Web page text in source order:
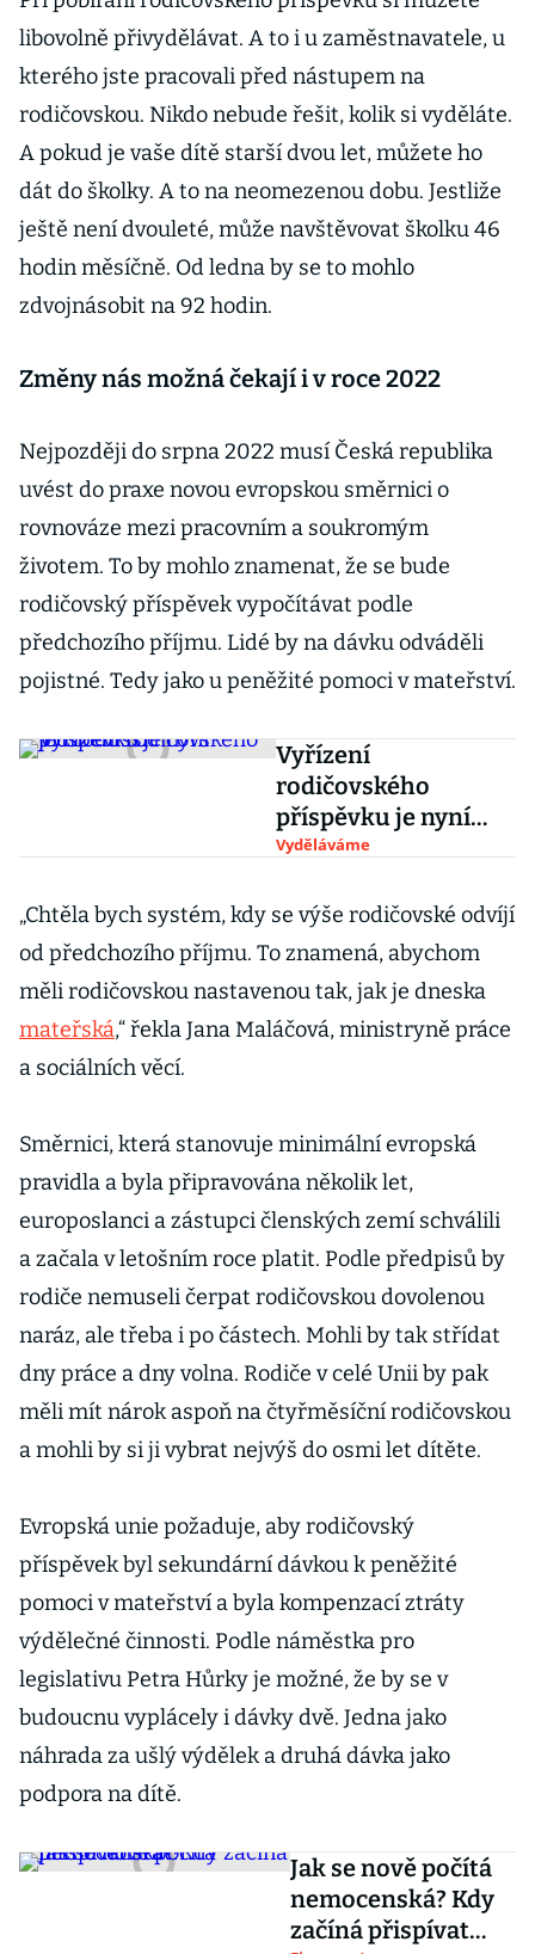
libovolně přivydělávat. A to i u zaměstnavatele, u
kterého jste pracovali před nástupem na
rodičovskou. Nikdo nebude řešit, kolik si vyděláte.
A pokud je vaše dítě starší dvou let, můžete ho
dát do školky. A to na neomezenou dobu. Jestliže
ještě není dvouleté, může navštěvovat školku 46
hodin měsíčně. Od ledna by se to mohlo
zdvojnásobit na 92 hodin.
Změny nás možná čekají i v roce 2022
Nejpozději do srpna 2022 musí Česká republika
uvést do praxe novou evropskou směrnici o
rovnováze mezi pracovním a soukromým
životem. To by mohlo znamenat, že se bude
rodičovský příspěvek vypočítávat podle
předchozího příjmu. Lidé by na dávku odváděli
pojistné. Tedy jako u peněžité pomoci v mateřství.
Vyřízení
rodičovského
příspěvku je nyní
jednodušší
Vyděláváme
„Chtěla bych systém, kdy se výše rodičovské odvíjí
od předchozího příjmu. To znamená, abychom
měli rodičovskou nastavenou tak, jak je dneska
mateřská,“ řekla Jana Maláčová, ministryně práce
a sociálních věcí.
Směrnici, která stanovuje minimální evropská
pravidla a byla připravována několik let,
europoslanci a zástupci členských zemí schválili
a začala v letošním roce platit. Podle předpisů by
rodiče nemuseli čerpat rodičovskou dovolenou
naráz, ale třeba i po částech. Mohli by tak střídat
dny práce a dny volna. Rodiče v celé Unii by pak
měli mít nárok aspoň na čtyřměsíční rodičovskou
a mohli by si ji vybrat nejvýš do osmi let dítěte.
Evropská unie požaduje, aby rodičovský
příspěvek byl sekundární dávkou k peněžité
pomoci v mateřství a byla kompenzací ztráty
výdělečné činnosti. Podle náměstka pro
legislativu Petra Hůrky je možné, že by se v
budoucnu vyplácely i dávky dvě. Jedna jako
náhrada za ušlý výdělek a druhá dávka jako
podpora na dítě.
Jak se nově počítá
nemocenská? Kdy
začíná přispívat